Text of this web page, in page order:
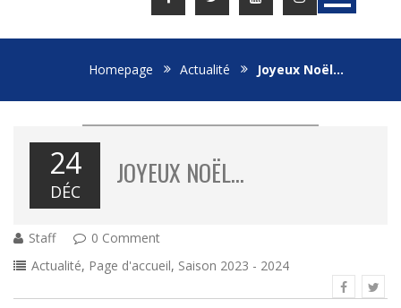
Homepage Actualité Joyeux Noël…
24
DÉC
JOYEUX NOËL…
Staff
0 Comment
Actualité, Page d'accueil, Saison 2023 - 2024